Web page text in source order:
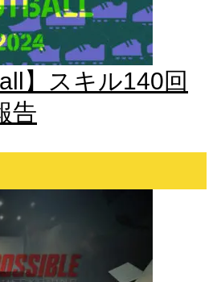
】スキル140回
告